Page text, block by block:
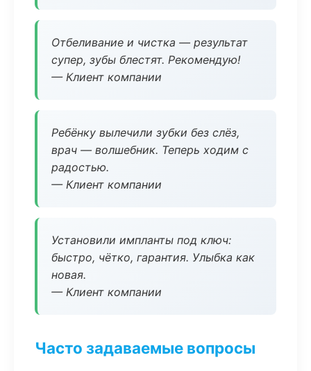
Отбеливание и чистка — результат
супер, зубы блестят. Рекомендую!
— Клиент компании
Ребёнку вылечили зубки без слёз,
врач — волшебник. Теперь ходим с
радостью.
— Клиент компании
Установили импланты под ключ:
быстро, чётко, гарантия. Улыбка как
новая.
— Клиент компании
Часто задаваемые вопросы